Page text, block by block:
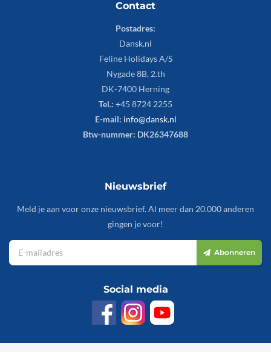
Contact
Postadres:
Dansk.nl
Feline Holidays A/S
Nygade 8B, 2.th
DK-7400 Herning
Tel.: +45 8724 2255
E-mail: info@dansk.nl
Btw-nummer: DK26347688
Nieuwsbrief
Meld je aan voor onze nieuwsbrief. Al meer dan 20.000 anderen
gingen je voor!
Abonneren
Social media